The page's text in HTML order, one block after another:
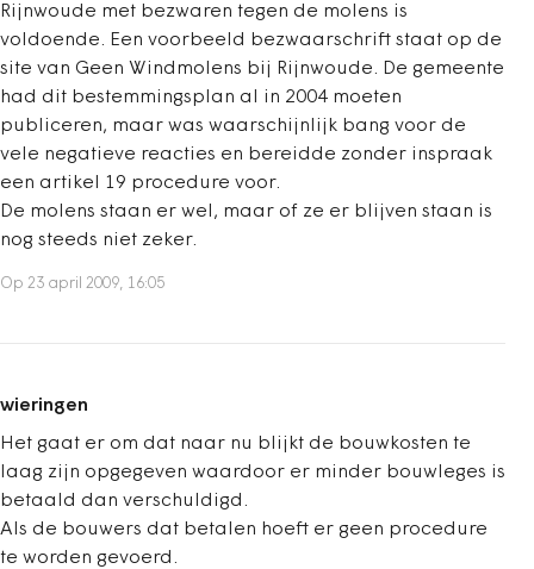
Rijnwoude met bezwaren tegen de molens is
voldoende. Een voorbeeld bezwaarschrift staat op de
site van Geen Windmolens bij Rijnwoude. De gemeente
had dit bestemmingsplan al in 2004 moeten
publiceren, maar was waarschijnlijk bang voor de
vele negatieve reacties en bereidde zonder inspraak
een artikel 19 procedure voor.
De molens staan er wel, maar of ze er blijven staan is
nog steeds niet zeker.
Op 23 april 2009, 16:05
wieringen
Het gaat er om dat naar nu blijkt de bouwkosten te
laag zijn opgegeven waardoor er minder bouwleges is
betaald dan verschuldigd.
Als de bouwers dat betalen hoeft er geen procedure
te worden gevoerd.